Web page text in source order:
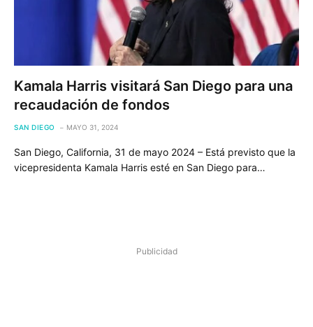
Kamala Harris visitará San Diego para una
recaudación de fondos
SAN DIEGO MAYO 31, 2024
San Diego, California, 31 de mayo 2024 – Está previsto que la
vicepresidenta Kamala Harris esté en San Diego para…
Publicidad